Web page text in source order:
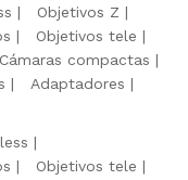
Objetivos Z
Objetivos tele
Cámaras compactas
Adaptadores
Objetivos tele